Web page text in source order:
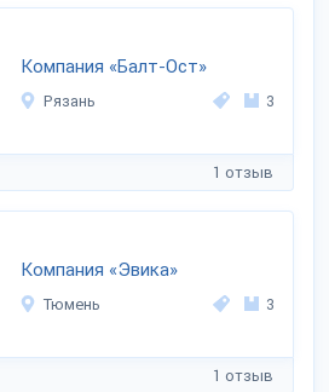
Компания «Балт-Ост»
Рязань 3
1 отзыв
Компания «Эвика»
Тюмень 3
1 отзыв